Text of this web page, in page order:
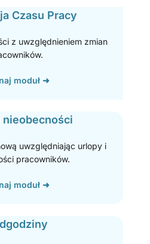
Czasu Pracy
z uwzględnieniem zmian
moduł ➜
nieobecności
uwzględniając urlopy i
pracowników.
moduł ➜